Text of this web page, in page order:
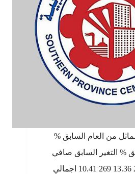
من العام السابق %
% التغير السابق صافي
الربح (الخسارة) 297 262 13.36 269 10.41 اجمالي